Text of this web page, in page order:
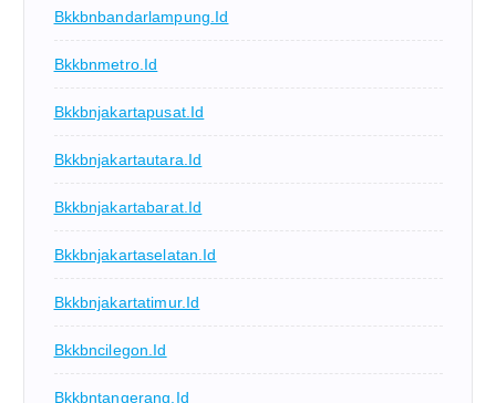
Bkkbnbandarlampung.id
Bkkbnmetro.id
Bkkbnjakartapusat.id
Bkkbnjakartautara.id
Bkkbnjakartabarat.id
Bkkbnjakartaselatan.id
Bkkbnjakartatimur.id
Bkkbncilegon.id
Bkkbntangerang.id